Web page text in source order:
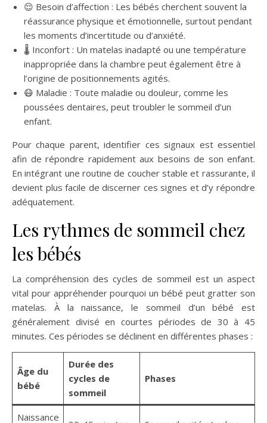
😌 Besoin d’affection : Les bébés cherchent souvent la
réassurance physique et émotionnelle, surtout pendant
les moments d’incertitude ou d’anxiété.
🌡️ Inconfort : Un matelas inadapté ou une température
inappropriée dans la chambre peut également être à
l’origine de positionnements agités.
😷 Maladie : Toute maladie ou douleur, comme les
poussées dentaires, peut troubler le sommeil d’un
enfant.
Pour chaque parent, identifier ces signaux est essentiel
afin de répondre rapidement aux besoins de son enfant.
En intégrant une routine de coucher stable et rassurante, il
devient plus facile de discerner ces signes et d’y répondre
adéquatement.
Les rythmes de sommeil chez
les bébés
La compréhension des cycles de sommeil est un aspect
vital pour appréhender pourquoi un bébé peut gratter son
matelas. À la naissance, le sommeil d’un bébé est
généralement divisé en courtes périodes de 30 à 45
minutes. Ces périodes se déclinent en différentes phases :
Âge du
bébé
Durée des
cycles de
sommeil
Phases
Naissance